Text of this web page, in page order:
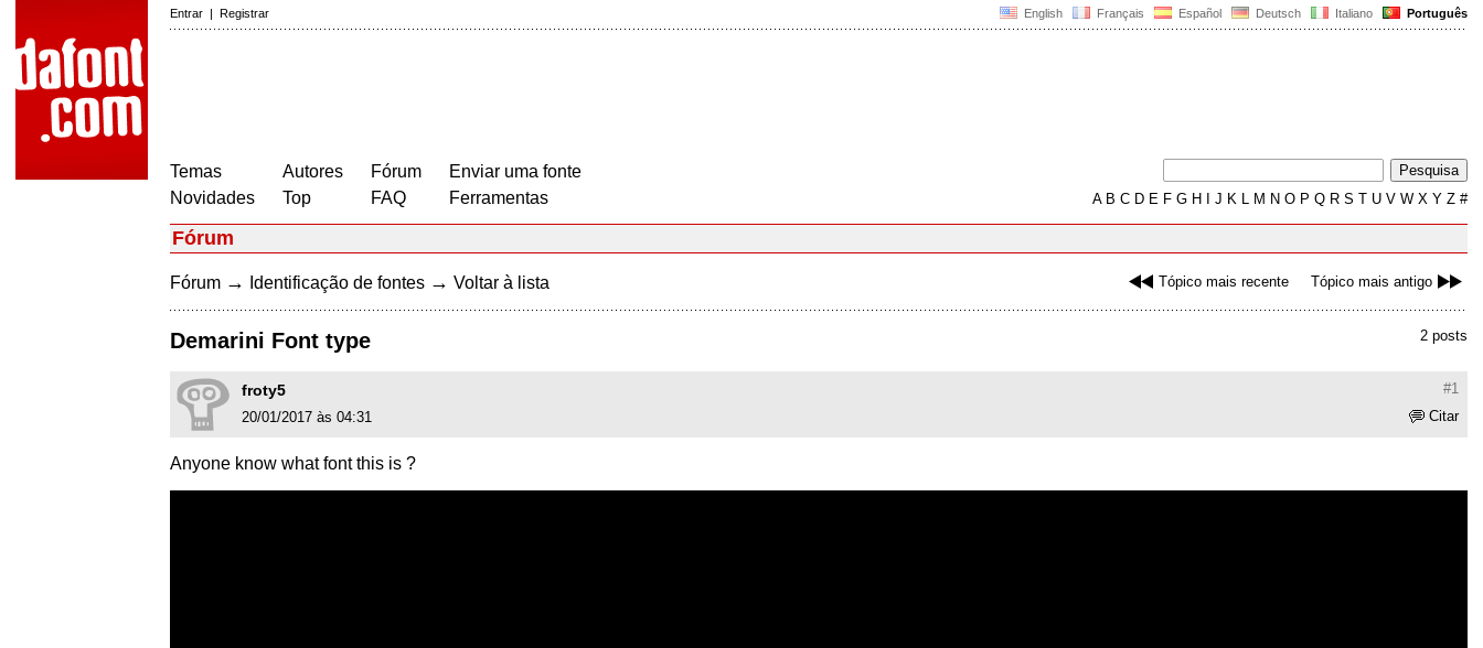
English Français Español Deutsch Italiano Português
Entrar | Registrar
Temas
Novidades
Autores
Top
Fórum
FAQ
Enviar uma fonte
Ferramentas
AB C D E F G H J K L M N O P Q R S T U V W X Y Z #
Fórum
Tópico mais recente Tópico mais antigo
Fórum → Identificação de fontes → Voltar à lista
2 posts
Demarini Font type
#1
froty5
Citar
20/01/2017 às 04:31
Anyone know what font this is ?